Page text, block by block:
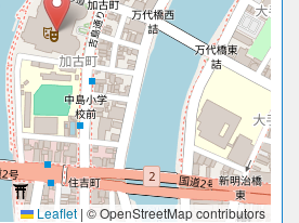
Leaflet | © OpenStreetMap contributors